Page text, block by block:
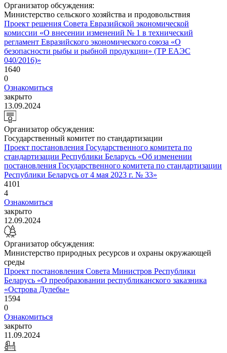
Организатор обсуждения:
Министерство сельского хозяйства и продовольствия
Проект решения Совета Евразийской экономической
комиссии «О внесении изменений № 1 в технический
регламент Евразийского экономического союза «О
безопасности рыбы и рыбной продукции» (ТР ЕАЭС
040/2016)»
1640
0
Ознакомиться
закрыто
13.09.2024
Организатор обсуждения:
Государственный комитет по стандартизации
Проект постановления Государственного комитета по
стандартизации Республики Беларусь «Об изменении
постановления Государственного комитета по стандартизации
Республики Беларусь от 4 мая 2023 г. № 33»
4101
4
Ознакомиться
закрыто
12.09.2024
Организатор обсуждения:
Министерство природных ресурсов и охраны окружающей
среды
Проект постановления Совета Министров Республики
Беларусь «О преобразовании республиканского заказника
«Острова Дулебы»
1594
0
Ознакомиться
закрыто
11.09.2024